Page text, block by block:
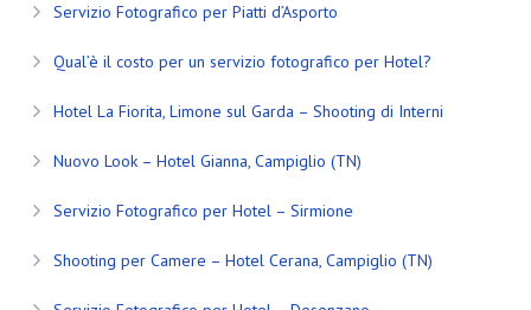
Servizio Fotografico per Piatti d’Asporto
Qual’è il costo per un servizio fotografico per Hotel?
Hotel La Fiorita, Limone sul Garda – Shooting di Interni
Nuovo Look – Hotel Gianna, Campiglio (TN)
Servizio Fotografico per Hotel – Sirmione
Shooting per Camere – Hotel Cerana, Campiglio (TN)